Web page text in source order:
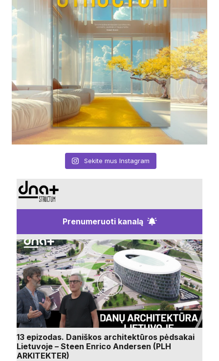
Sekite mus Instagram
Prenumeruoti kanalą
13 epizodas. Daniškos architektūros pėdsakai
Lietuvoje – Steen Enrico Andersen (PLH
ARKITEKTER)